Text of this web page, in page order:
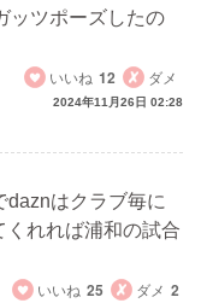
ッツポーズしたの
いいね 12 ダメ
2024年11月26日 02:28
daznはクラブ毎に
れれば浦和の試合
いいね 25 ダメ 2